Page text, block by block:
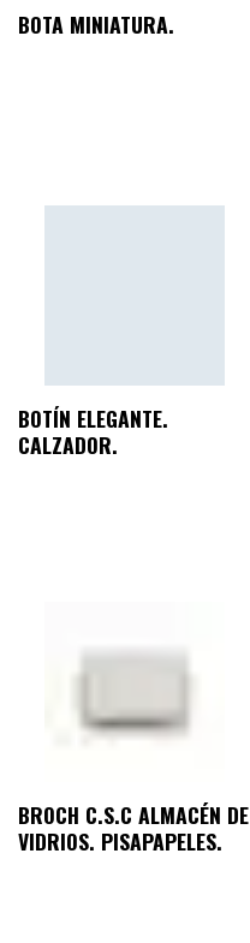
BOTA MINIATURA.
BOTÍN ELEGANTE.
CALZADOR.
BROCH C.S.C ALMACÉN DE
VIDRIOS. PISAPAPELES.